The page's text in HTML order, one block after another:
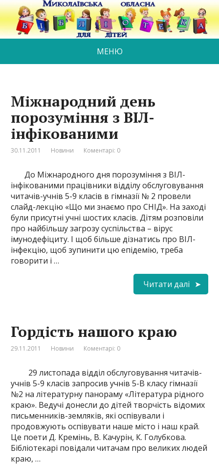
МЕНЮ
Міжнародний день
порозуміння з ВІЛ-
інфікованими
30.11.2011 Новини Коментарі: 0
До Міжнародного дня порозуміння з ВІЛ-
інфікованими працівники відділу обслуговування
читачів-учнів 5-9 класів в гімназії № 2 провели
слайд-лекцію «Що ми знаємо про СНІД». На заході
були присутні учні шостих класів. Дітям розповіли
про найбільшу загрозу суспільства – вірус
імунодефіциту. І щоб більше дізнатись про ВІЛ-
інфекцію, щоб зупинити цю епідемію, треба
говорити і …
Читати далі
Гордість нашого краю
29.11.2011 Новини Коментарі: 0
29 листопада відділ обслуговування читачів-
учнів 5-9 класів запросив учнів 5-В класу гімназії
№2 на літературну панораму «Література рідного
краю». Ведучі донесли до дітей творчість відомих
письменників-земляків, які оспівували і
продовжують оспівувати наше місто і наш край.
Це поети Д. Кремінь, В. Качурін, К. Голубкова.
Бібліотекарі повідали читачам про великих людей
краю, …